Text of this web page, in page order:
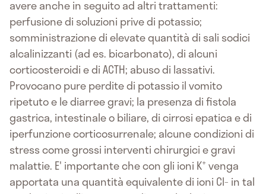
avere anche in seguito ad altri trattamenti:
perfusione di soluzioni prive di potassio;
somministrazione di elevate quantità di sali sodici
alcalinizzanti (ad es. bicarbonato), di alcuni
corticosteroidi e di ACTH; abuso di lassativi.
Provocano pure perdite di potassio il vomito
ripetuto e le diarree gravi; la presenza di fistola
gastrica, intestinale o biliare, di cirrosi epatica e di
iperfunzione corticosurrenale; alcune condizioni di
stress come grossi interventi chirurgici e gravi
malattie. E' importante che con gli ioni K+venga
apportata una quantità equivalente di ioni Cl in tal